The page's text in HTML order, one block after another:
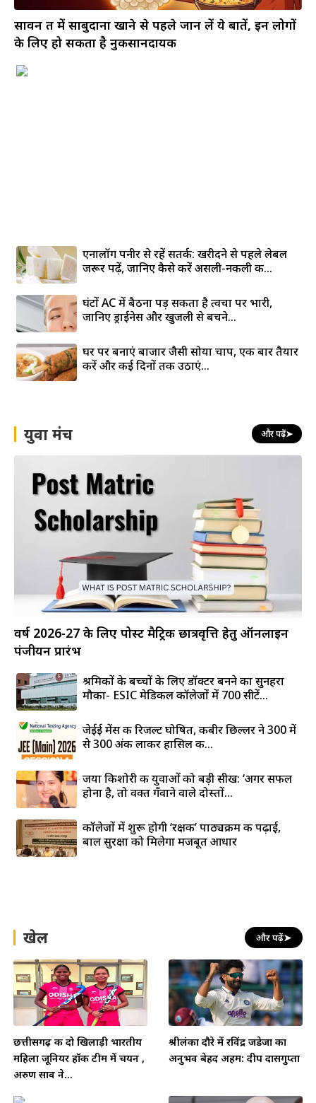
सावन व्रत में साबुदाना खाने से पहले जान लें ये बातें, इन लोगों
के लिए हो सकता है नुकसानदायक
एनालॉग पनीर से रहें सतर्क: खरीदने से पहले लेबल
जरूर पढ़ें, जानिए कैसे करें असली-नकली की...
घंटों AC में बैठना पड़ सकता है त्वचा पर भारी,
जानिए ड्राईनेस और खुजली से बचने...
घर पर बनाएं बाजार जैसी सोया चाप, एक बार तैयार
करें और कई दिनों तक उठाएं...
युवा मंच और पढ़ें➤
वर्ष 2026-27 के लिए पोस्ट मैट्रिक छात्रवृत्ति हेतु ऑनलाइन
पंजीयन प्रारंभ
श्रमिकों के बच्चों के लिए डॉक्टर बनने का सुनहरा
मौका- ESIC मेडिकल कॉलेजों में 700 सीटें...
जेईई मेंस की रिजल्ट घोषित, कबीर छिल्लर ने 300 में
से 300 अंक लाकर हासिल की...
जया किशोरी की युवाओं को बड़ी सीख: ‘अगर सफल
होना है, तो वक्त गँवाने वाले दोस्तों...
कॉलेजों में शुरू होगी ‘रक्षक’ पाठ्यक्रम की पढ़ाई,
बाल सुरक्षा को मिलेगा मजबूत आधार
खेल और पढ़ें➤
छत्तीसगढ़ की दो खिलाड़ी भारतीय
महिला जूनियर हॉकी टीम में चयन ,
अरुण साव ने...
श्रीलंका दौरे में रविंद्र जडेजा का
अनुभव बेहद अहम: दीप दासगुप्ता